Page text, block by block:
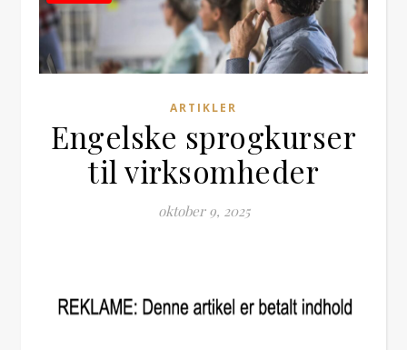
ARTIKLER
Engelske sprogkurser
til virksomheder
oktober 9, 2025